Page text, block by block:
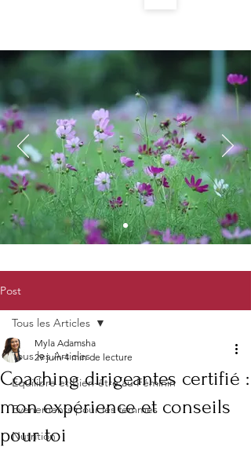
Post
Tous les Articles
Equilibre et Bien-être au Féminin
Evenements pour les femmes
Nutrition
Tous les Articles
Coaching dirigeantes certifié :
mon expérience et conseils
pour toi
Myla Adamsha
29 juin 4 min de lecture